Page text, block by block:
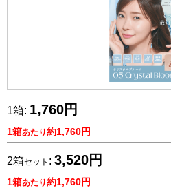
1箱: 1,760円
1箱あたり約1,760円
2箱セット : 3,520円
1箱あたり約1,760円